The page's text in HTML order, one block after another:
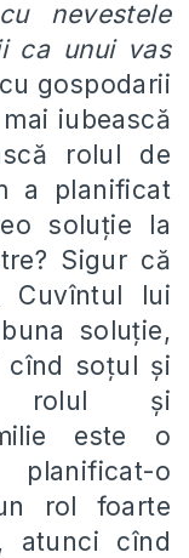
nevestele
ca unui vas
gospodarii
iubească
rolul de
a planificat
soluție la
Sigur că
Cuvîntul lui
soluție,
cînd soțul și
rolul și
este o
o
rol foarte
atunci cînd